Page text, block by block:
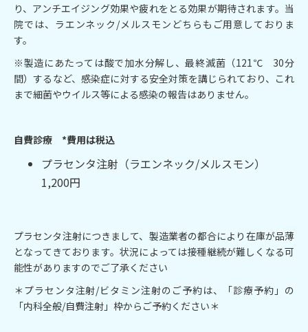
り、アンチエイジング効果や疲れをとる効果が期待されます。当
院では、ラエンネック/メルスモンどちらもご用意しておりま
す。
※製造にあたっては酸で加水分解し、最終滅菌（121℃ 30分
間）するなど、感染症に対する安全対策を講じられており、これ
まで細菌やウイルス等による感染の報告はありません。
自費診療 *費用は税込
プラセンタ注射（ラエンネック/メルスモン）
1,200円
プラセンタ注射につきまして、製造業者の都合により在庫が品薄
となってきております。状況によっては接種継続が難しくなる可
能性がありますのでご了承ください
＊プラセンタ注射/ビタミン注射のご予約は、「診療予約」の
「内科全般/自費注射」枠からご予約ください＊